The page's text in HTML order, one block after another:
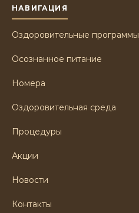
НАВИГАЦИЯ
Оздоровительные программы
Осознанное питание
Номера
Оздоровительная среда
Процедуры
Акции
Новости
Контакты